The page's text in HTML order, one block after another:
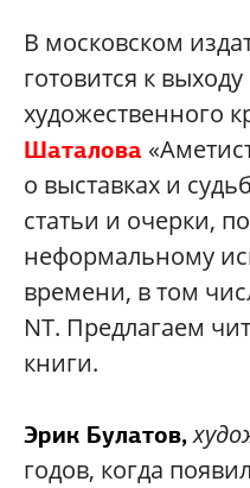
В московском
готовится к
художественного
Шаталова
о выставках и
статьи и очерки,
неформальному
времени, в том
NT. Предлагаем
книги.
Эрик Булатов,
годов, когда